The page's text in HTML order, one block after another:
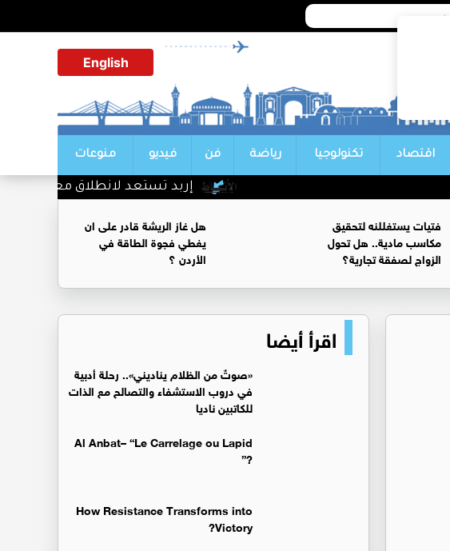
English
اقتصاد تكنولوجيا رياضة فن فيديو منوعات
إربد تستعد لانطلاق معرض وكرنفال
فتيات يستغللنه لتحقيق
مكاسب مادية.. هل تحول
الزواج لصفقة تجارية؟
هل غاز الريشة قادر على ان
يغطي فجوة الطاقة في
الأردن ؟
اقرأ أيضا
«صوتٌ من الظلام يناديني».. رحلة أدبية
في دروب الاستشفاء والتصالح مع الذات
للكاتبين ناديا
Al Anbat– “Le Carrelage ou Lapid
?”
How Resistance Transforms into
Victory?